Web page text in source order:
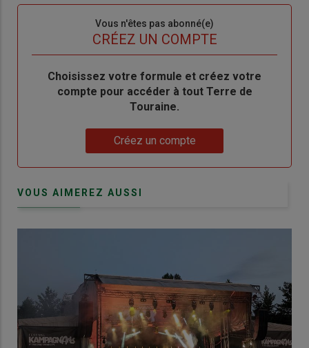
Vous n'êtes pas abonné(e)
CRÉEZ UN COMPTE
BodyChoisissez votre formule et créez votre
compte pour accéder à tout Terre de
Touraine.
Créez un compte
VOUS AIMEREZ AUSSI